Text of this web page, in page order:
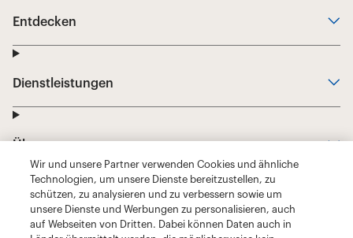
Wir und unsere Partner verwenden Cookies und ähnliche
Technologien, um unsere Dienste bereitzustellen, zu
schützen, zu analysieren und zu verbessern sowie um
unsere Dienste und Werbungen zu personalisieren, auch
auf Webseiten von Dritten. Dabei können Daten auch in